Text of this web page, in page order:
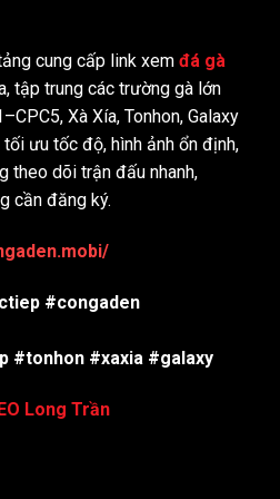
cung cấp link xem đá gà
tập trung các trường gà lớn
Xà Xía, Tonhon, Galaxy
tối ưu tốc độ, hình ảnh ổn định,
theo dõi trận đấu nhanh,
cần đăng ký.
#congaden
#tonhon #xaxia #galaxy
Long Trần